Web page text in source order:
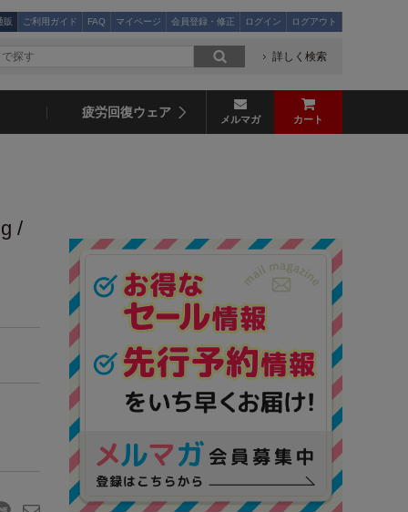
販 ご利用ガイド FAQ マイページ 会員登録・修正 ログイン ログアウト
詳しく検索
疲労回復ウェア メルマガ カート
/